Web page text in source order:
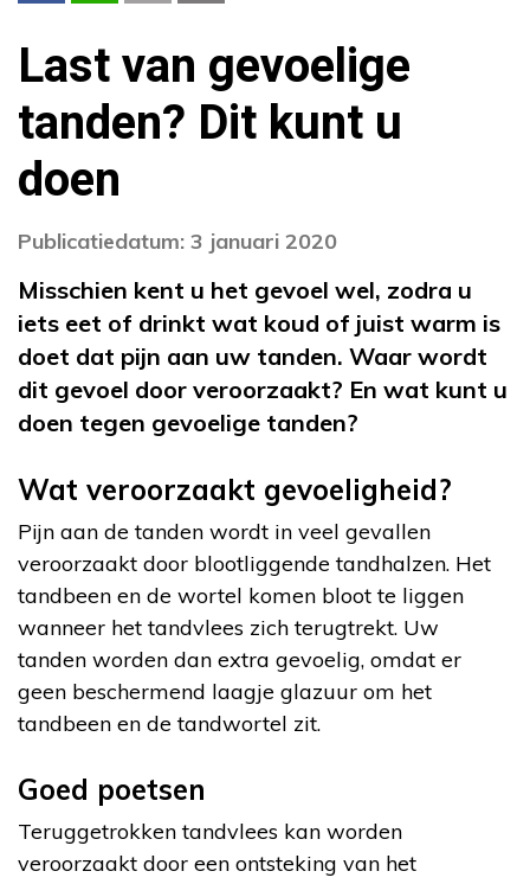
Last van gevoelige
tanden? Dit kunt u
doen
Publicatiedatum: 3 januari 2020
Misschien kent u het gevoel wel, zodra u
iets eet of drinkt wat koud of juist warm is
doet dat pijn aan uw tanden. Waar wordt
dit gevoel door veroorzaakt? En wat kunt u
doen tegen gevoelige tanden?
Wat veroorzaakt gevoeligheid?
Pijn aan de tanden wordt in veel gevallen
veroorzaakt door blootliggende tandhalzen. Het
tandbeen en de wortel komen bloot te liggen
wanneer het tandvlees zich terugtrekt. Uw
tanden worden dan extra gevoelig, omdat er
geen beschermend laagje glazuur om het
tandbeen en de tandwortel zit.
Goed poetsen
Teruggetrokken tandvlees kan worden
veroorzaakt door een ontsteking van het